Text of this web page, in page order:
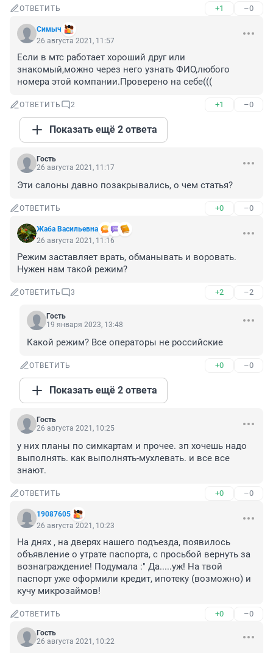
ОТВЕТИТЬ +1 –0
Симыч
26 августа 2021, 11:57
Если в мтс работает хороший друг или
знакомый,можно через него узнать ФИО,любого
номера этой компании.Проверено на себе(((
ОТВЕТИТЬ 2 +1 –0
Показать ещё 2 ответа
Гость
26 августа 2021, 11:17
Эти салоны давно позакрывались, о чем статья?
ОТВЕТИТЬ +0 –0
Жаба Васильевна
26 августа 2021, 11:16
Режим заставляет врать, обманывать и воровать.
Нужен нам такой режим?
ОТВЕТИТЬ 3 +2 –2
Гость
19 января 2023, 13:48
Какой режим? Все операторы не российские
ОТВЕТИТЬ +0 –0
Показать ещё 2 ответа
Гость
26 августа 2021, 10:25
у них планы по симкартам и прочее. зп хочешь надо
выполнять. как выполнять-мухлевать. и все все
знают.
ОТВЕТИТЬ +0 –0
19087605
26 августа 2021, 10:23
На днях , на дверях нашего подъезда, появилось
объявление о утрате паспорта, с просьбой вернуть за
вознаграждение! Подумала :" Да.....уж! На твой
паспорт уже оформили кредит, ипотеку (возможно) и
кучу микрозаймов!
ОТВЕТИТЬ +0 –0
Гость
26 августа 2021, 10:22